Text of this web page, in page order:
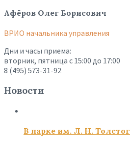
Афёров Олег Борисович
ВРИО начальника управления
Дни и часы приема:
вторник, пятница с 15:00 до 17:00
8 (495) 573-31-92
Новости
В парке им. Л. Н.